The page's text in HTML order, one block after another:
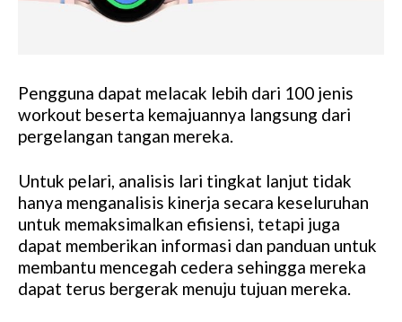
Pengguna dapat melacak lebih dari 100 jenis
workout beserta kemajuannya langsung dari
pergelangan tangan mereka.
Untuk pelari, analisis lari tingkat lanjut tidak
hanya menganalisis kinerja secara keseluruhan
untuk memaksimalkan efisiensi, tetapi juga
dapat memberikan informasi dan panduan untuk
membantu mencegah cedera sehingga mereka
dapat terus bergerak menuju tujuan mereka.